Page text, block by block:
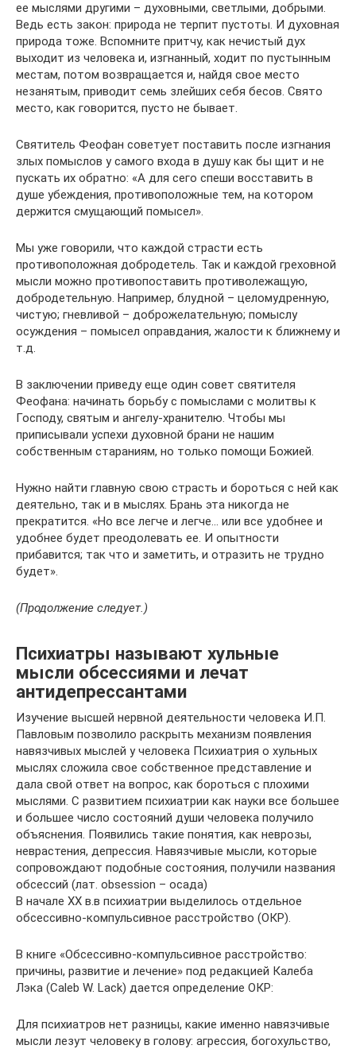
ее мыслями другими – духовными, светлыми, добрыми.
Ведь есть закон: природа не терпит пустоты. И духовная
природа тоже. Вспомните притчу, как нечистый дух
выходит из человека и, изгнанный, ходит по пустынным
местам, потом возвращается и, найдя свое место
незанятым, приводит семь злейших себя бесов. Свято
место, как говорится, пусто не бывает.
Святитель Феофан советует поставить после изгнания
злых помыслов у самого входа в душу как бы щит и не
пускать их обратно: «А для сего спеши восставить в
душе убеждения, противоположные тем, на котором
держится смущающий помысел».
Мы уже говорили, что каждой страсти есть
противоположная добродетель. Так и каждой греховной
мысли можно противопоставить противолежащую,
добродетельную. Например, блудной – целомудренную,
чистую; гневливой – доброжелательную; помыслу
осуждения – помысел оправдания, жалости к ближнему и
т.д.
В заключении приведу еще один совет святителя
Феофана: начинать борьбу с помыслами с молитвы к
Господу, святым и ангелу-хранителю. Чтобы мы
приписывали успехи духовной брани не нашим
собственным стараниям, но только помощи Божией.
Нужно найти главную свою страсть и бороться с ней как
деятельно, так и в мыслях. Брань эта никогда не
прекратится. «Но все легче и легче… или все удобнее и
удобнее будет преодолевать ее. И опытности
прибавится; так что и заметить, и отразить не трудно
будет».
(Продолжение следует.)
Психиатры называют хульные
мысли обсессиями и лечат
антидепрессантами
Изучение высшей нервной деятельности человека И.П.
Павловым позволило раскрыть механизм появления
навязчивых мыслей у человека Психиатрия о хульных
мыслях сложила свое собственное представление и
дала свой ответ на вопрос, как бороться с плохими
мыслями. С развитием психиатрии как науки все большее
и большее число состояний души человека получило
объяснения. Появились такие понятия, как неврозы,
неврастения, депрессия. Навязчивые мысли, которые
сопровождают подобные состояния, получили названия
обсессий (лат. obsession – осада)
В начале XX в.в психиатрии выделилось отдельное
обсессивно-компульсивное расстройство (ОКР).
В книге «Обсессивно-компульсивное расстройство:
причины, развитие и лечение» под редакцией Калеба
Лэка (Caleb W. Lack) дается определение ОКР:
Для психиатров нет разницы, какие именно навязчивые
мысли лезут человеку в голову: агрессия, богохульство,